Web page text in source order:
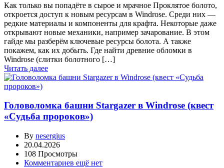
Как только вы попадёте в сырое и мрачное Проклятое болото,
откроется доступ к новым ресурсам в Windrose. Среди них —
редкие материалы и компоненты для крафта. Некоторые даже
открывают новые механики, например зачарование. В этом
гайде мы разберём ключевые ресурсы болота. А также
покажем, как их добыть. Где найти древние обломки в
Windrose (слитки болотного […]
Читать далее
Головоломка башни Stargazer в Windrose (квест
«Судьба пророков»)
By nesergius
20.04.2026
108 Просмотры
Комментариев ещё нет